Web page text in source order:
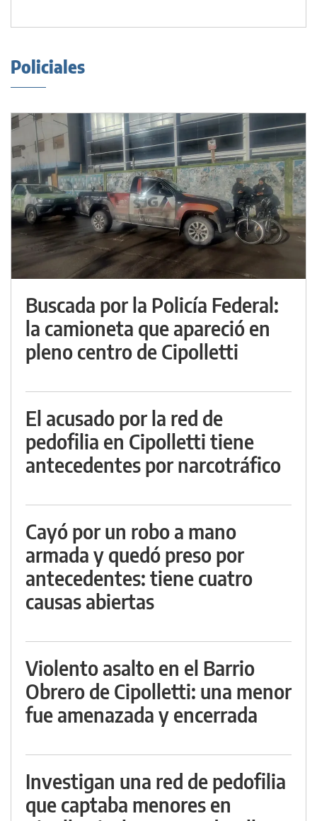
Policiales
Buscada por la Policía Federal:
la camioneta que apareció en
pleno centro de Cipolletti
El acusado por la red de
pedofilia en Cipolletti tiene
antecedentes por narcotráfico
Cayó por un robo a mano
armada y quedó preso por
antecedentes: tiene cuatro
causas abiertas
Violento asalto en el Barrio
Obrero de Cipolletti: una menor
fue amenazada y encerrada
Investigan una red de pedofilia
que captaba menores en